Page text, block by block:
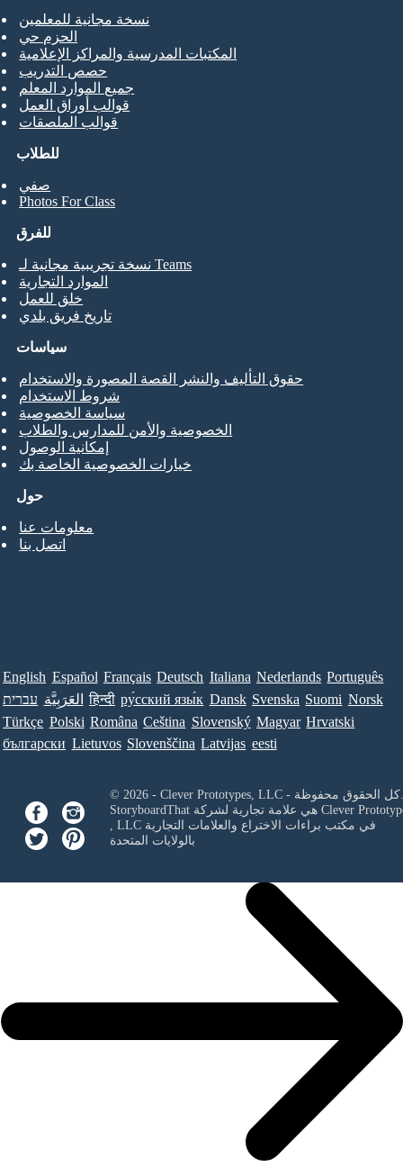
للطلاب
صفي
Photos For Class
نسخة مجانية للمعلمين
الحزم حي
المكتبات المدرسية والمراكز الإعلامية
حصص التدريب
جميع الموارد المعلم
قوالب أوراق العمل
قوالب الملصقات
للفرق
نسخة تجريبية مجانية لـ Teams
الموارد التجارية
خلق للعمل
تاريخ فريق بلدي
حول
معلومات عنا
اتصل بنا
سياسات
حقوق التأليف والنشر القصة المصورة والاستخدام
شروط الاستخدام
سياسة الخصوصية
الخصوصية والأمن للمدارس والطلاب
إمكانية الوصول
خيارات الخصوصية الخاصة بك
English Español Français Deutsch Italiana Nederlands Português
עברית العَرَبِيَّة हिन्दी ру́сский язы́к Dansk Svenska Suomi Norsk
Türkçe Polski Româna Ceština Slovenský Magyar Hrvatski
български Lietuvos Slovenščina Latvijas eesti
© 2026 - Clever Prototypes, LLC - كل الحقوق محفوظة.
StoryboardThat هي علامة تجارية لشركة Clever
, LLCفي مكتب براءات الاختراع والعلامات التجارية
بالولايات المتحدة